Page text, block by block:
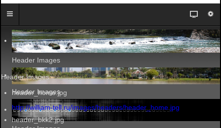
e
.
.
.
Header Images
Header Images
Header Images
header_home.jpg
http://william-tell.ru/images/headers/header_home.jpg
header_bkk2.jpg